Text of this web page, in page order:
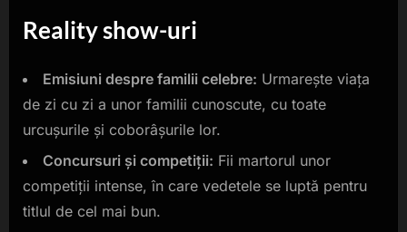
Reality show-uri
Emisiuni despre familii celebre: Urmarește viața
de zi cu zi a unor familii cunoscute, cu toate
urcușurile și coborâșurile lor.
Concursuri și competiții: Fii martorul unor
competiții intense, în care vedetele se luptă pentru
titlul de cel mai bun.